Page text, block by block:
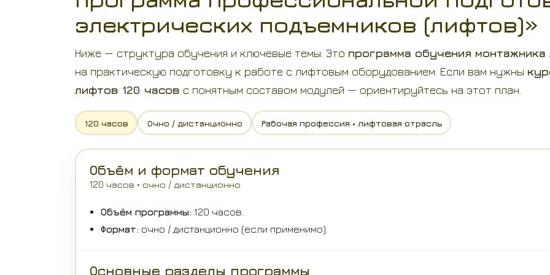
электрических подъемников (лифтов)»
Ниже — структура обучения и ключевые темы. Это программа обучения
на практическую подготовку к работе с лифтовым оборудованием. Если вам нужны
лифтов 120 часов с понятным составом модулей — ориентируйтесь на этот план.
120 часов Очно / дистанционно Рабочая профессия • лифтовая отрасль
Объём и формат обучения
120 часов • очно / дистанционно
Объём программы: 120 часов.
Формат: очно / дистанционно (если применимо).
Основные разделы программы